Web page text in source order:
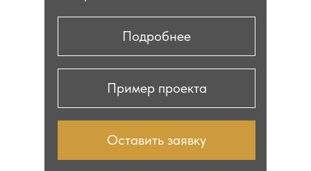
Оставить заявку
Пример проекта
Подробнее